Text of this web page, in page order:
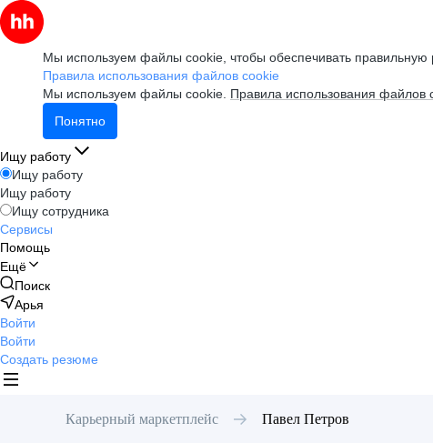
Мы используем файлы cookie, чтобы обеспечивать правильную
Правила использования файлов cookie
Мы используем файлы cookie. Правила использования файлов
Понятно
Ищу работу
Ищу работу
Ищу работу
Ищу сотрудника
Сервисы
Помощь
Ещё
Поиск
Арья
Войти
Войти
Создать резюме
Карьерный маркетплейс Павел Петров